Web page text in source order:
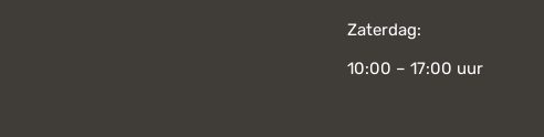
Zaterdag:
10:00 – 17:00 uur